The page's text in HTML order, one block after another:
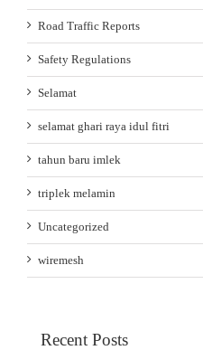
Road Traffic Reports
Safety Regulations
Selamat
selamat ghari raya idul fitri
tahun baru imlek
triplek melamin
Uncategorized
wiremesh
Recent Posts